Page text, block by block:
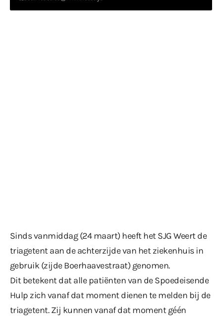
Sinds vanmiddag (24 maart) heeft het SJG Weert de
triagetent aan de achterzijde van het ziekenhuis in
gebruik (zijde Boerhaavestraat) genomen.
Dit betekent dat alle patiënten van de Spoedeisende
Hulp zich vanaf dat moment dienen te melden bij de
triagetent. Zij kunnen vanaf dat moment géén